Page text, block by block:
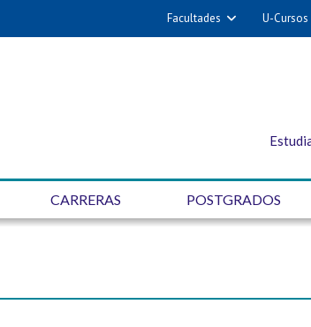
Facultades U-Cursos
CARRERAS POSTGRADOS